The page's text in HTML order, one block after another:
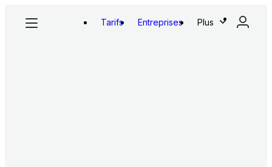
Tarifs Entreprises Plus